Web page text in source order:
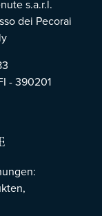
s.a.r.l.
dei Pecorai
- 390201